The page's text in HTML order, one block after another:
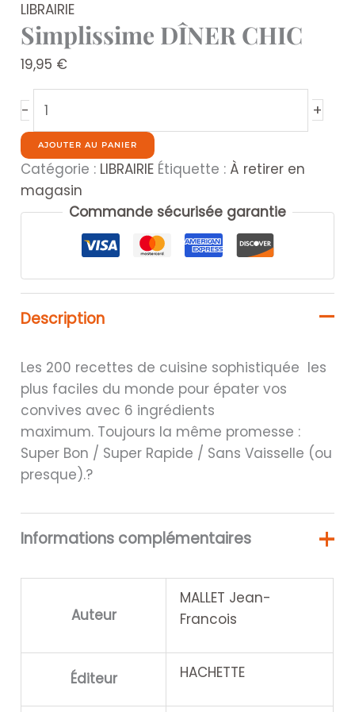
LIBRAIRIE
Simplissime DÎNER CHIC
19,95 €
-
de
Simplissime
DÎNER
CHIC
+
AJOUTER AU PANIER
Catégorie : LIBRAIRIE Étiquette : À retirer en
magasin
Commande sécurisée garantie
Description
Les 200 recettes de cuisine sophistiquée les
plus faciles du monde pour épater vos
convives avec 6 ingrédients
maximum. Toujours la même promesse :
Super Bon / Super Rapide / Sans Vaisselle (ou
presque).?
Informations complémentaires
Auteur
MALLET Jean-
Francois
Éditeur HACHETTE